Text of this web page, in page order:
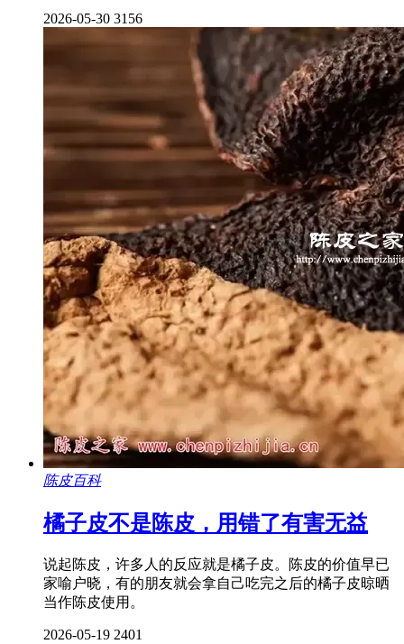
2026-05-30 3156
陈皮百科
橘子皮不是陈皮，用错了有害无益
说起陈皮，许多人的反应就是橘子皮。陈皮的价值早已
家喻户晓，有的朋友就会拿自己吃完之后的橘子皮晾晒
当作陈皮使用。
2026-05-19 2401